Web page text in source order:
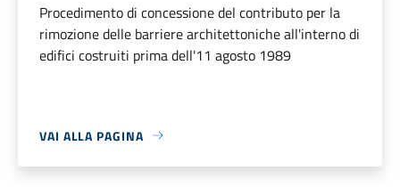
Procedimento di concessione del contributo per la
rimozione delle barriere architettoniche all'interno di
edifici costruiti prima dell'11 agosto 1989
VAI ALLA PAGINA